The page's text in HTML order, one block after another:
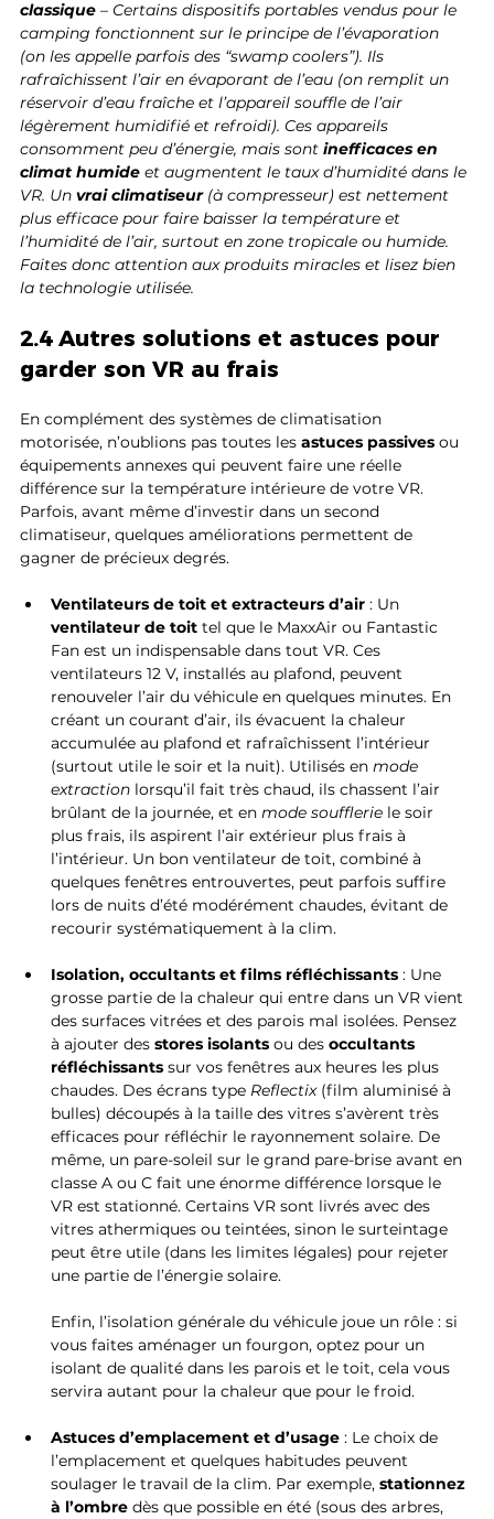
classique – Certains dispositifs portables vendus pour le
camping fonctionnent sur le principe de l’évaporation
(on les appelle parfois des “swamp coolers”). Ils
rafraîchissent l’air en évaporant de l’eau (on remplit un
réservoir d’eau fraîche et l’appareil souffle de l’air
légèrement humidifié et refroidi). Ces appareils
consomment peu d’énergie, mais sont inefficaces en
climat humide et augmentent le taux d’humidité dans le
VR. Un vrai climatiseur (à compresseur) est nettement
plus efficace pour faire baisser la température et
l’humidité de l’air, surtout en zone tropicale ou humide.
Faites donc attention aux produits miracles et lisez bien
la technologie utilisée.
2.4 Autres solutions et astuces pour
garder son VR au frais
En complément des systèmes de climatisation
motorisée, n’oublions pas toutes les astuces passives ou
équipements annexes qui peuvent faire une réelle
différence sur la température intérieure de votre VR.
Parfois, avant même d’investir dans un second
climatiseur, quelques améliorations permettent de
gagner de précieux degrés.
Ventilateurs de toit et extracteurs d’air : Un
ventilateur de toit tel que le MaxxAir ou Fantastic
Fan est un indispensable dans tout VR. Ces
ventilateurs 12 V, installés au plafond, peuvent
renouveler l’air du véhicule en quelques minutes. En
créant un courant d’air, ils évacuent la chaleur
accumulée au plafond et rafraîchissent l’intérieur
(surtout utile le soir et la nuit). Utilisés en mode
extraction lorsqu’il fait très chaud, ils chassent l’air
brûlant de la journée, et en mode soufflerie le soir
plus frais, ils aspirent l’air extérieur plus frais à
l’intérieur. Un bon ventilateur de toit, combiné à
quelques fenêtres entrouvertes, peut parfois suffire
lors de nuits d’été modérément chaudes, évitant de
recourir systématiquement à la clim.
Isolation, occultants et films réfléchissants : Une
grosse partie de la chaleur qui entre dans un VR vient
des surfaces vitrées et des parois mal isolées. Pensez
à ajouter des stores isolants ou des occultants
réfléchissants sur vos fenêtres aux heures les plus
chaudes. Des écrans type Reflectix (film aluminisé à
bulles) découpés à la taille des vitres s’avèrent très
efficaces pour réfléchir le rayonnement solaire. De
même, un pare-soleil sur le grand pare-brise avant en
classe A ou C fait une énorme différence lorsque le
VR est stationné. Certains VR sont livrés avec des
vitres athermiques ou teintées, sinon le surteintage
peut être utile (dans les limites légales) pour rejeter
une partie de l’énergie solaire.
Enfin, l’isolation générale du véhicule joue un rôle : si
vous faites aménager un fourgon, optez pour un
isolant de qualité dans les parois et le toit, cela vous
servira autant pour la chaleur que pour le froid.
Astuces d’emplacement et d’usage : Le choix de
l’emplacement et quelques habitudes peuvent
soulager le travail de la clim. Par exemple, stationnez
à l’ombre dès que possible en été (sous des arbres,